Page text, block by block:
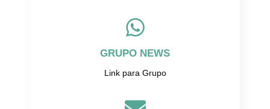
GRUPO NEWS
Link para Grupo